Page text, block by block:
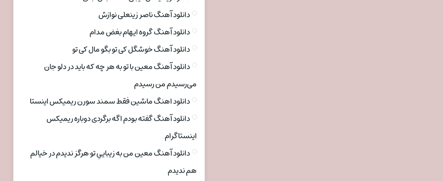
دانلود آهنگ ناصر زینعلی نوازش
دانلود آهنگ گروه ایهام بغض مدام
دانلود آهنگ خوشگل کی تو بگو مال کی تو
دانلود آهنگ معین با تو به هر چه که باید در دلو جان
می‌رسیدم من رسیدم
دانلود اهنگ ماشین فقط سمند سورن ریمیکس اینستا
دانلود آهنگ گفته بودم اگه برگردی دوباره ریمیکس
اینستاگرام
دانلود آهنگ معین من به زیباییِ تو هرگز ندیدم در خیالم
هم ندیدم